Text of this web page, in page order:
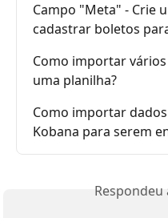
Campo "Meta" - Crie
cadastrar boletos
Como importar
uma planilha?
Como importar
Kobana para serem